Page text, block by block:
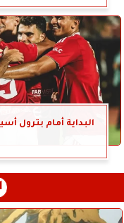
البداية أمام بترول